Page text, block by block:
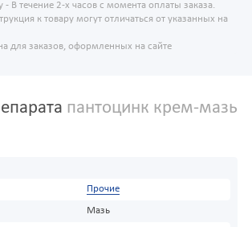
- В течение 2-х часов с момента оплаты заказа.
к товару могут отличаться от указанных на
для заказов, оформленных на сайте
пантоцинк крем-мазь
Прочие
Мазь